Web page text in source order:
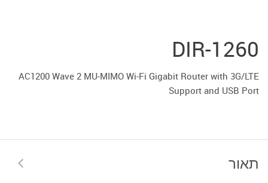
DIR-1260
AC1200 Wave 2 MU-MIMO Wi-Fi Gigabit Router with 3G/LTE
Support and USB Port
תאור